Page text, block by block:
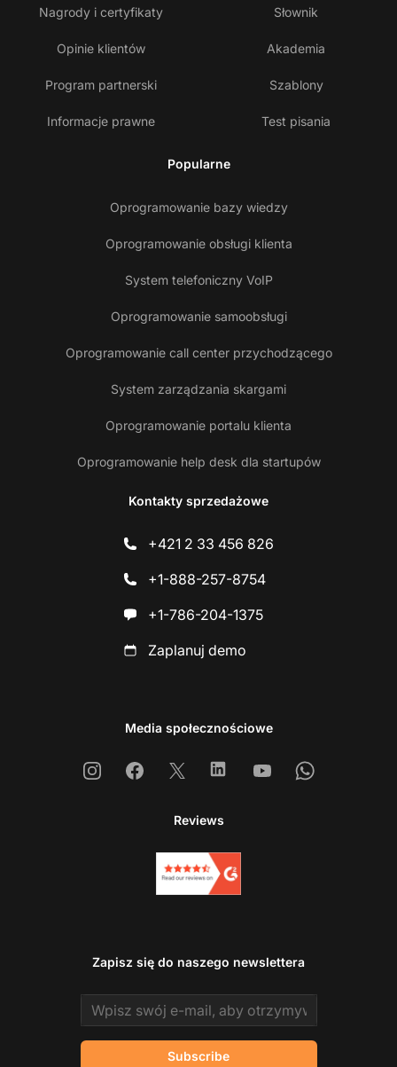
Nagrody i certyfikaty
Opinie klientów
Program partnerski
Informacje prawne
Słownik
Akademia
Szablony
Test pisania
Popularne
Oprogramowanie bazy wiedzy
Oprogramowanie obsługi klienta
System telefoniczny VoIP
Oprogramowanie samoobsługi
Oprogramowanie call center przychodzącego
System zarządzania skargami
Oprogramowanie portalu klienta
Oprogramowanie help desk dla startupów
Kontakty sprzedażowe
+421 2 33 456 826
+1-888-257-8754
+1-786-204-1375
Zaplanuj demo
Media społecznościowe
InstagramFacebook
X LinkedinYoutubeWhatsapp
Reviews
Zapisz się do naszego newslettera
Email address
Subscribe